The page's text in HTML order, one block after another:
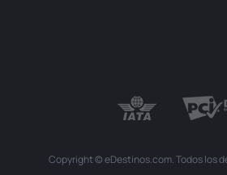
Copyright © eDestinos.com. Todos los